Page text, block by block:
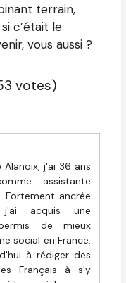
terrain,
c’était le
vous aussi ?
votes)
j'ai 36 ans
assistante
Fortement ancrée
acquis une
de mieux
social en France.
à rédiger des
Français à s'y